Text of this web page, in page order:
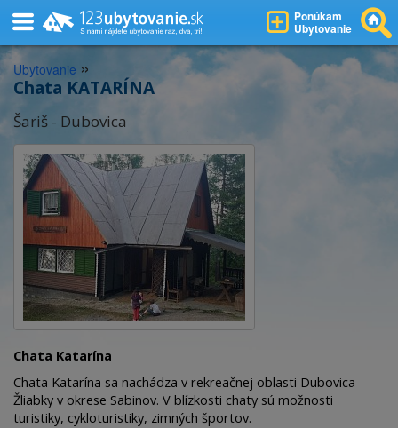
Ponúkam
Ubytovanie
Ubytovanie »
Chata KATARÍNA
Šariš - Dubovica
Chata Katarína
Chata Katarína sa nachádza v rekreačnej oblasti Dubovica
Žliabky v okrese Sabinov. V blízkosti chaty sú možnosti
turistiky, cykloturistiky, zimných športov.